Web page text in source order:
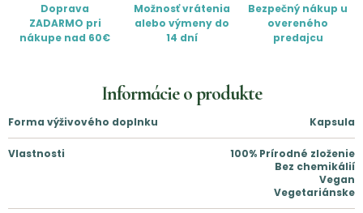
Doprava
ZADARMO pri
nákupe nad 60€
Možnosť vrátenia
alebo výmeny do
14 dní
Bezpečný nákup u
overeného
predajcu
Informácie o produkte
Forma výživového doplnku Kapsula
Vlastnosti
100% Prírodné zloženie
Bez chemikálií
Vegan
Vegetariánske